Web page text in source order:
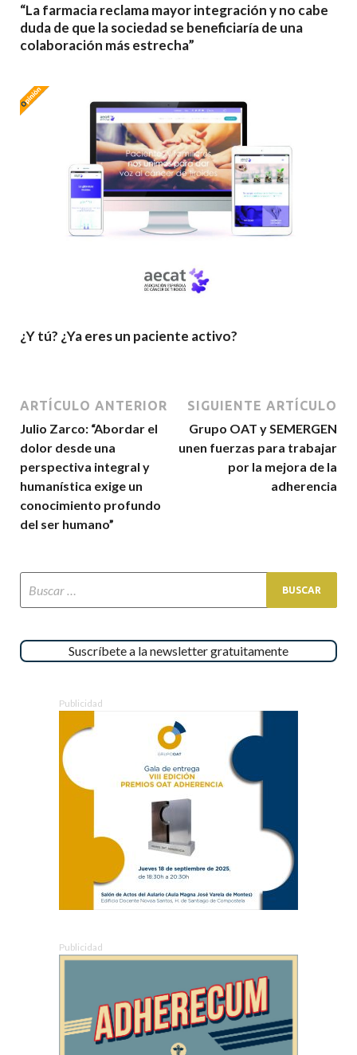
“La farmacia reclama mayor integración y no cabe
duda de que la sociedad se beneficiaría de una
colaboración más estrecha”
¿Y tú? ¿Ya eres un paciente activo?
ARTÍCULO ANTERIOR
Julio Zarco: “Abordar el
dolor desde una
perspectiva integral y
humanística exige un
conocimiento profundo
del ser humano”
SIGUIENTE ARTÍCULO
Grupo OAT y SEMERGEN
unen fuerzas para trabajar
por la mejora de la
adherencia
Suscríbete a la newsletter gratuitamente
Publicidad
Publicidad